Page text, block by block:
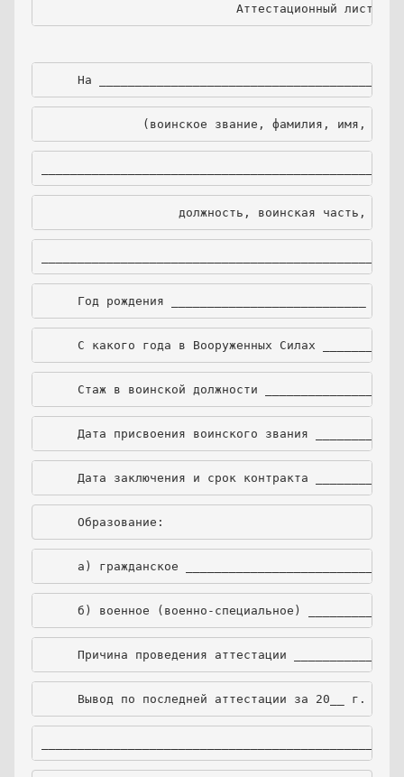
Аттестационный лист
На
(воинское звание, фамилия, имя,
должность, воинская часть,
Год рождения ___________________________
С какого года в Вооруженных Силах
Стаж в воинской должности
Дата присвоения воинского звания
Дата заключения и срок контракта
     Образование:
а) гражданское
б) военное (военно-специальное)
Причина проведения аттестации
Вывод по последней аттестации за 20__ г.